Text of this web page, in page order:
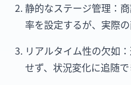
静的なステージ管理：
率を設定するが、実際
リアルタイム性の欠如
せず、状況変化に追随